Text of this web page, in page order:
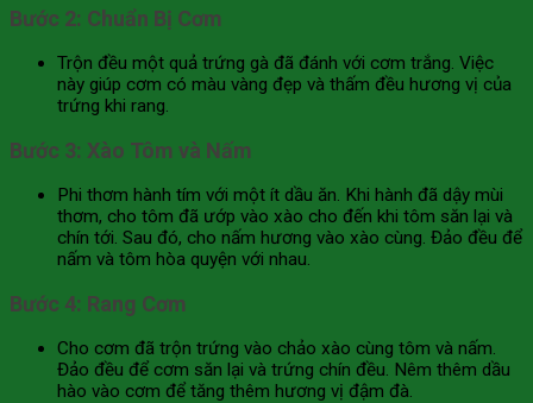
Bước 2: Chuẩn Bị Cơm
Trộn đều một quả trứng gà đã đánh với cơm trắng. Việc
này giúp cơm có màu vàng đẹp và thấm đều hương vị của
trứng khi rang.
Bước 3: Xào Tôm và Nấm
Phi thơm hành tím với một ít dầu ăn. Khi hành đã dậy mùi
thơm, cho tôm đã ướp vào xào cho đến khi tôm săn lại và
chín tới. Sau đó, cho nấm hương vào xào cùng. Đảo đều để
nấm và tôm hòa quyện với nhau.
Bước 4: Rang Cơm
Cho cơm đã trộn trứng vào chảo xào cùng tôm và nấm.
Đảo đều để cơm săn lại và trứng chín đều. Nêm thêm dầu
hào vào cơm để tăng thêm hương vị đậm đà.